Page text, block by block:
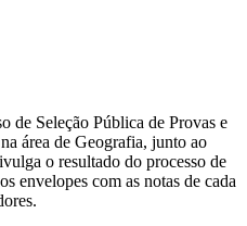
de Seleção Pública de Provas e
área de Geografia, junto ao
o resultado do processo de
envelopes com as notas de cada